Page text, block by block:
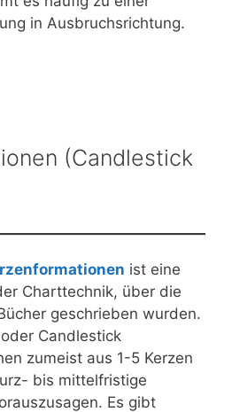
in Ausbruchsrichtung.
(Candlestick
ist eine
Charttechnik, über die
geschrieben wurden.
Candlestick
zumeist aus 1-5 Kerzen
bis mittelfristige
Es gibt